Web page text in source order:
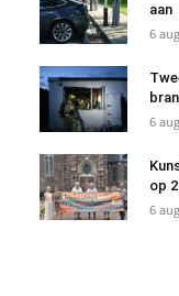
aan
6
6
op
6